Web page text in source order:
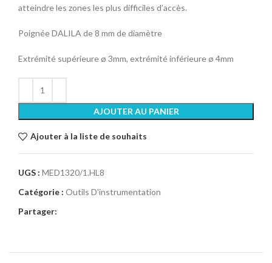
atteindre les zones les plus difficiles d’accès.
Poignée DALILA de 8 mm de diamètre
Extrémité supérieure ø 3mm, extrémité inférieure ø 4mm
AJOUTER AU PANIER
Ajouter à la liste de souhaits
UGS : MED1320/1.HL8
Catégorie : Outils D'instrumentation
Partager: